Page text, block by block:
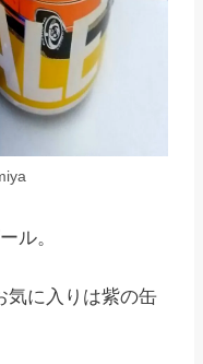
ル。
気に入りは紫の缶